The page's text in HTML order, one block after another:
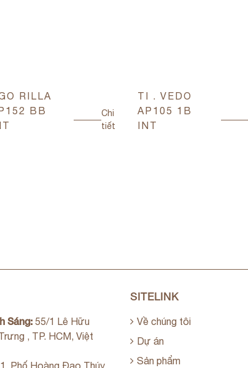
RILLA
BB
Chi
tiết
TI . VEDO
AP105 1B
INT
Sáng:55/1 Lê Hữu
, TP. HCM, Việt
Phố Hoàng Đạo Thúy,
SITELINK
Về chúng tôi
Dự án
Sản phẩm